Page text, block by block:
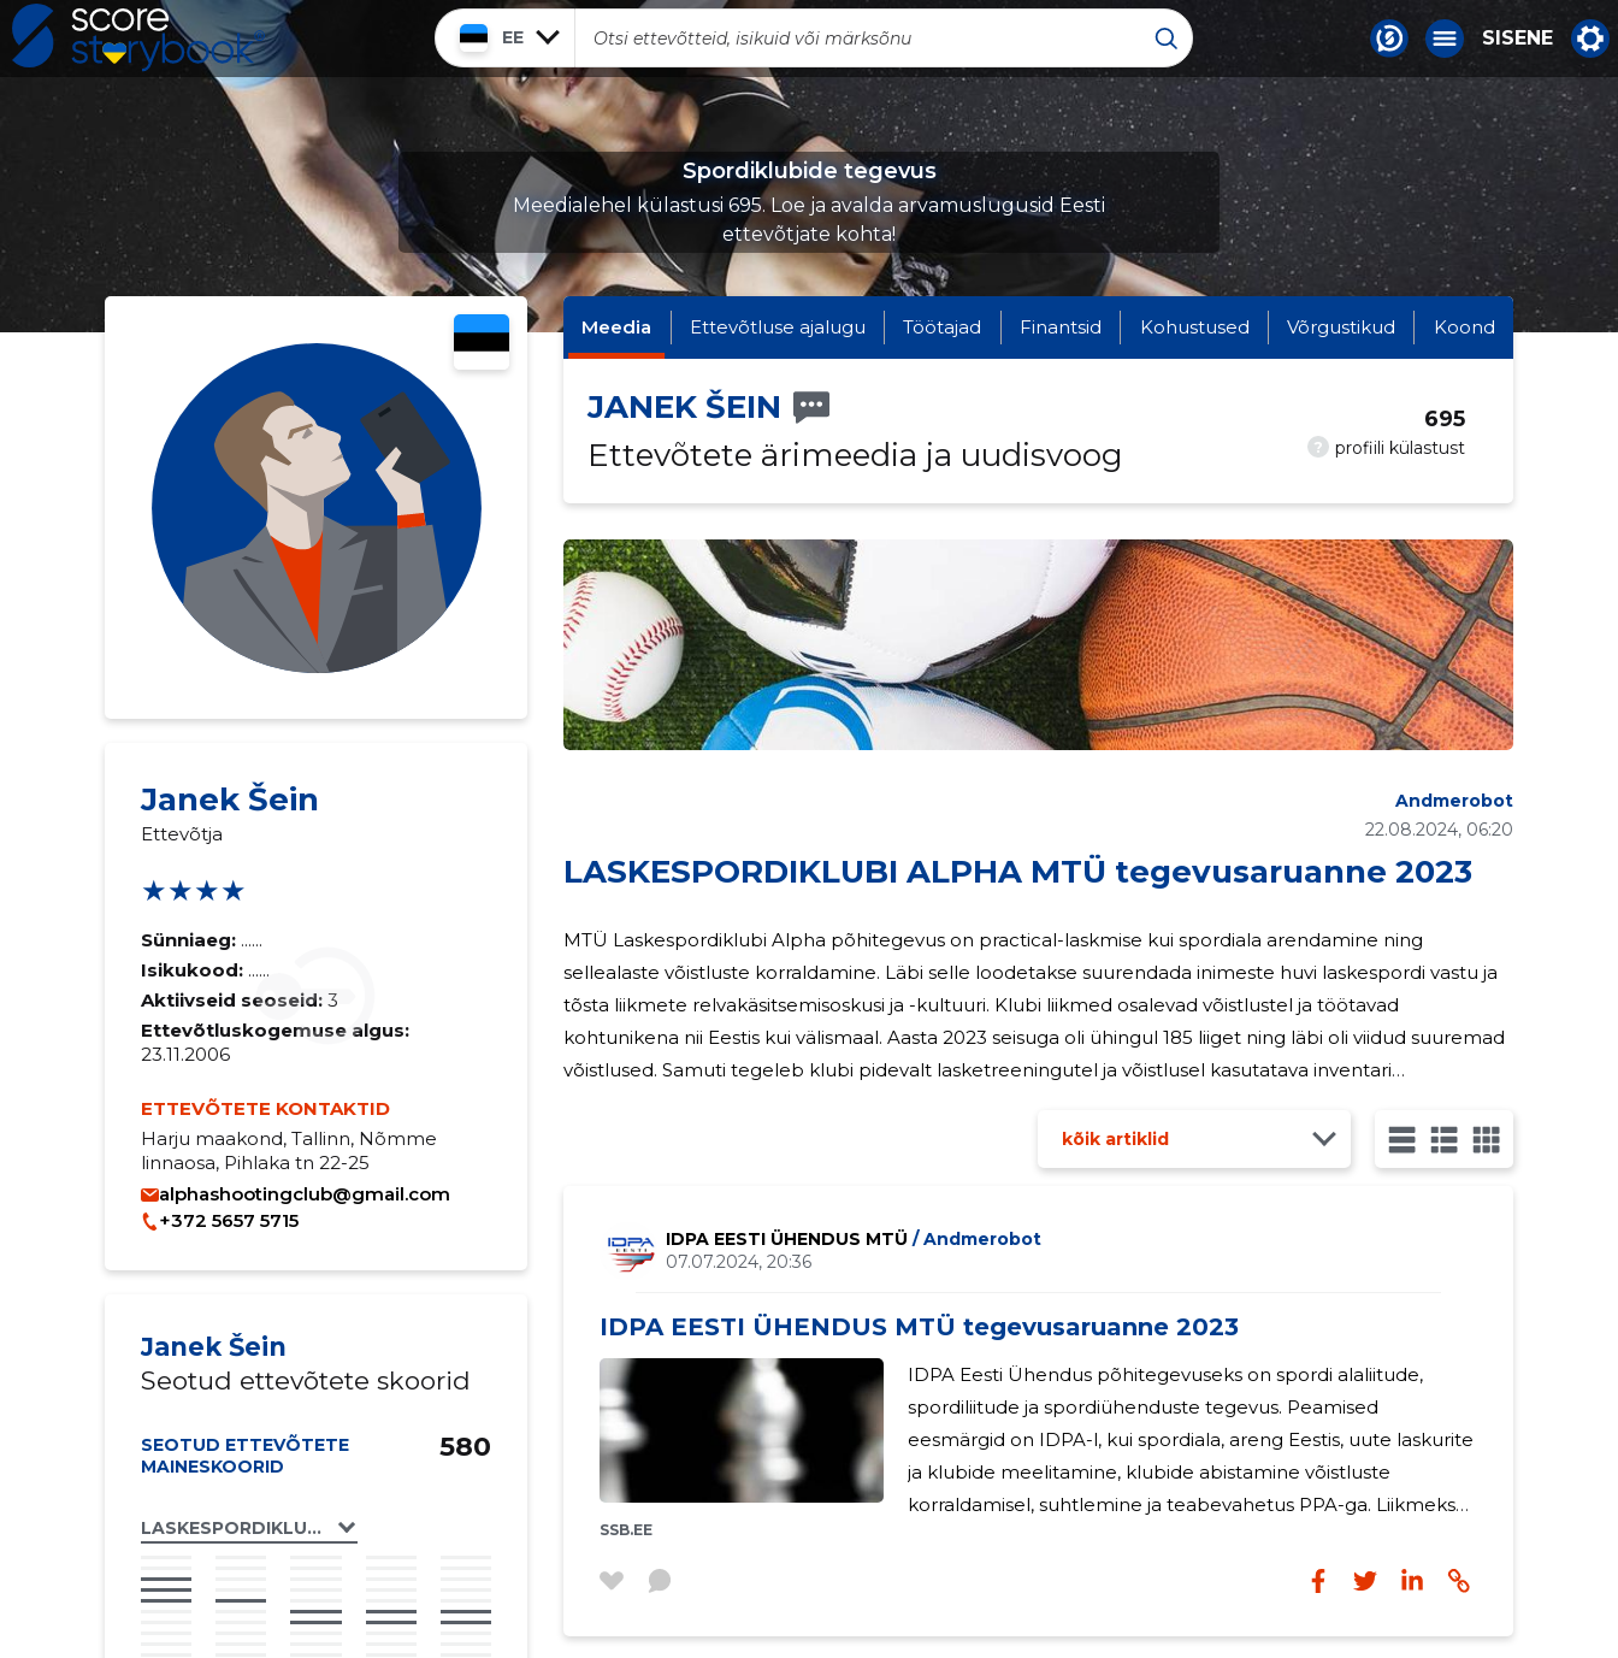
EE SISENE
Spordiklubide tegevus
Meedialehel külastusi 695. Loe ja avalda arvamuslugusid Eesti
ettevõtjate kohta!
Janek Šein
Ettevõtja
★★★★
Sünniaeg: ......
Isikukood: ......
Aktiivseid seoseid: 3
Ettevõtluskogemuse algus:
23.11.2006
ETTEVÕTETE KONTAKTID
Harju maakond, Tallinn, Nõmme
linnaosa, Pihlaka tn 22-25
alphashootingclub@gmail.com
+372 5657 5715
Janek Šein
Seotud ettevõtete skoorid
SEOTUD ETTEVÕTETE
MAINESKOORID
LASKESPORDIKLUBI ALPHA MTÜ
580
Meedia Ettevõtluse ajalugu Töötajad Finantsid Kohustused Võrgustikud Koond
JANEK ŠEIN
Ettevõtete ärimeedia ja uudisvoog
? profiili külastust
695
LASKESPORDIKLUBI ALPHA MTÜ tegevusaruanne 2023
22.08.2024, 06:20
Andmerobot
MTÜ Laskespordiklubi Alpha põhitegevus on practical-laskmise kui spordiala arendamine ning
sellealaste võistluste korraldamine. Läbi selle loodetakse suurendada inimeste huvi laskespordi vastu ja
tõsta liikmete relvakäsitsemisoskusi ja -kultuuri. Klubi liikmed osalevad võistlustel ja töötavad
kohtunikena nii Eestis kui välismaal. Aasta 2023 seisuga oli ühingul 185 liiget ning läbi oli viidud suuremad
võistlused. Samuti tegeleb klubi pidevalt lasketreeningutel ja võistlusel kasutatava inventari
kõik artiklid
IDPA EESTI ÜHENDUS MTÜ / Andmerobot
07.07.2024, 20:36
IDPA EESTI ÜHENDUS MTÜ tegevusaruanne 2023
SSB.EE
IDPA Eesti Ühendus põhitegevuseks on spordi alaliitude,
spordiliitude ja spordiühenduste tegevus. Peamised
eesmärgid on IDPA-l, kui spordiala, areng Eestis, uute laskurite
ja klubide meelitamine, klubide abistamine võistluste
korraldamisel, suhtlemine ja teabevahetus PPA-ga. Liikmeks
Ühingu juhatus on 3-liikmest. Juhatuse liikme tasu ei makstud.